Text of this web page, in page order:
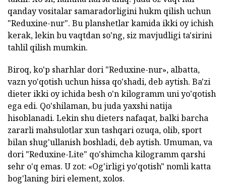
qanday vositalar samaradorligini hukm qilish uchun
"Reduxine-nur". Bu planshetlar kamida ikki oy ichish
kerak, lekin bu vaqtdan so'ng, siz mavjudligi ta'sirini
tahlil qilish mumkin.
Biroq, ko'p sharhlar dori "Reduxine-nur», albatta,
vazn yo'qotish uchun hissa qo'shadi, deb aytish. Ba'zi
dieter ikki oy ichida besh o'n kilogramm uni yo'qotish
ega edi. Qo'shilaman, bu juda yaxshi natija
hisoblanadi. Lekin shu dieters nafaqat, balki barcha
zararli mahsulotlar xun tashqari ozuqa, olib, sport
bilan shug'ullanish boshladi, deb aytish. Umuman, va
dori "Reduxine-Lite" qo'shimcha kilogramm qarshi
sehr o'q emas. U zot: «Og'irligi yo'qotish" nomli katta
bog'laning biri element, xolos.